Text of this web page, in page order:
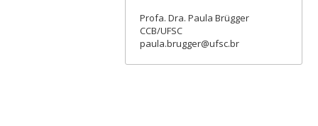
Profa. Dra. Paula Brügger
CCB/UFSC
paula.brugger@ufsc.br